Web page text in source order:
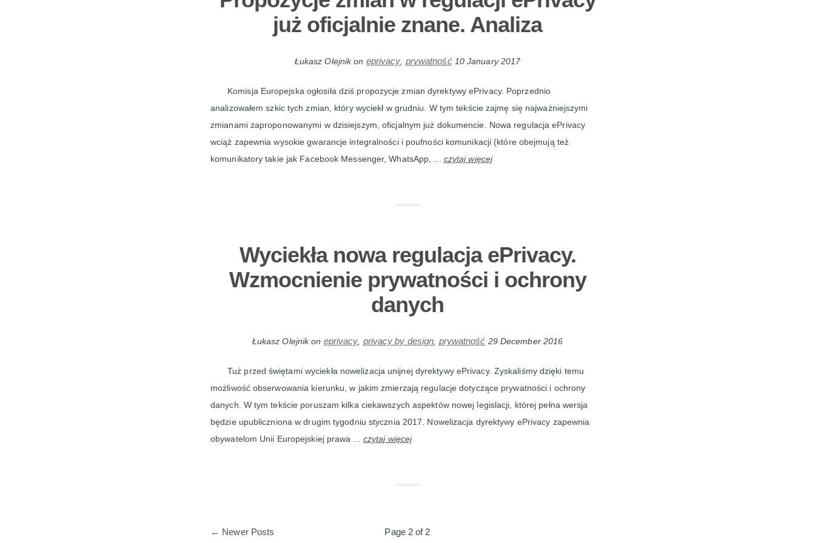
już oficjalnie znane. Analiza
Łukasz Olejnikon eprivacy prywatność 10 January 2017
Komisja Europejska ogłosiła dziś propozycje zmian dyrektywy ePrivacy. Poprzednio
analizowałem szkic tych zmian, który wyciekł w grudniu. W tym tekście zajmę się najważniejszymi
zmianami zaproponowanymi w dzisiejszym, oficjalnym już dokumencie. Nowa regulacja ePrivacy
wciąż zapewnia wysokie gwarancje integralności i poufności komunikacji (które obejmują też
komunikatory takie jak Facebook Messenger, WhatsApp, ... czytaj więcej
Wyciekła nowa regulacja ePrivacy.
Wzmocnienie prywatności i ochrony
danych
Łukasz Olejnikon eprivacy, privacy by design, prywatność 29 December 2016
Tuż przed świętami wyciekła nowelizacja unijnej dyrektywy ePrivacy. Zyskaliśmy dzięki temu
możliwość obserwowania kierunku, w jakim zmierzają regulacje dotyczące prywatności i ochrony
danych. W tym tekście poruszam kilka ciekawszych aspektów nowej legislacji, której pełna wersja
będzie upubliczniona w drugim tygodniu stycznia 2017. Nowelizacja dyrektywy ePrivacy zapewnia
obywatelom Unii Europejskiej prawa ... czytaj więcej
← Newer Posts Page 2 of 2